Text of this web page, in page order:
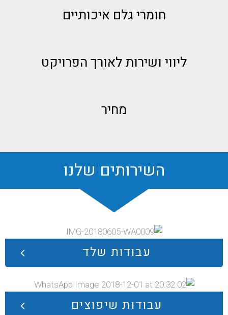
חומרי גלם איכותיים
ליווי ושירות לאורך הפרויקט
מחיר
השירותים שלנו
עבודות שלד
עבודות שיפוצים